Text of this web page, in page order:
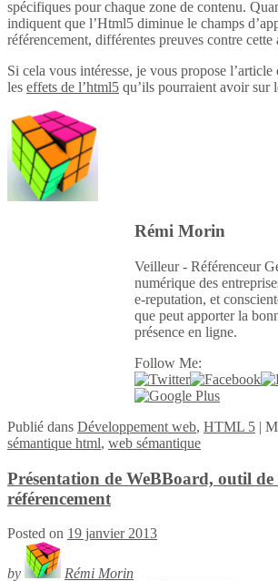
spécifiques pour chaque zone de contenu.
indiquent que l’Html5 diminue le champs
référencement, différentes preuves contre
Si cela vous intéresse, je vous propose l’article
les effets de l’html5 qu’ils pourraient avoir sur
Rémi Morin
Veilleur - Référenceur
numérique des
e-reputation, et
que peut apporter la
présence en ligne.
Follow Me:
Publié dans Développement web, HTML 5 |
sémantique html, web sémantique
Présentation de WeBBoard, outil de
référencement
Posted on 19 janvier 2013
by Rémi Morin